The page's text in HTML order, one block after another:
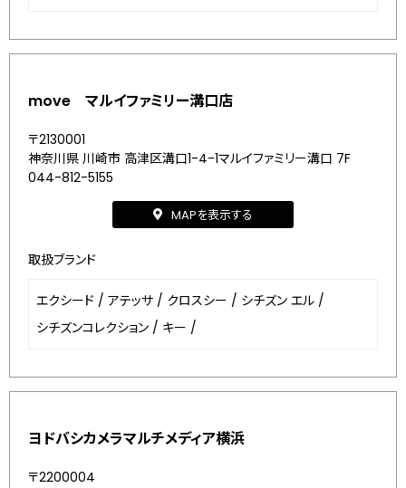
move マルイファミリー溝口店
〒2130001
神奈川県 川崎市 高津区溝口1-4-1マルイファミリー溝口 7F
044-812-5155
MAPを表示する
取扱ブランド
エクシード / アテッサ / クロスシー / シチズン エル /
シチズンコレクション / キー /
ヨドバシカメラマルチメディア横浜
〒2200004